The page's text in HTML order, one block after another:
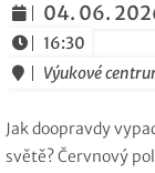
04. 06.
16:30
Výukové
Jak doopravdy
světě? Červnový